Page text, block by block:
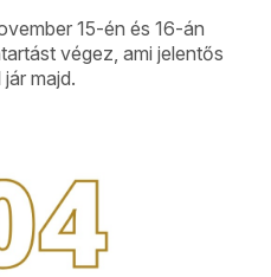
15-én és 16-án
végez, ami jelentős
majd.